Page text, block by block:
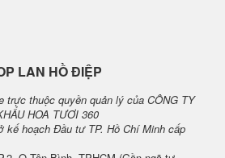
LAN HỒ ĐIỆP
trực thuộc quyền quản lý của CÔNG TY
HOA TƯƠI 360
kế hoạch Đầu tư TP. Hồ Chí Minh cấp